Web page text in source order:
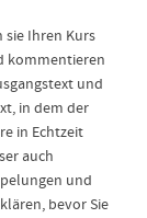
sie Ihren Kurs
kommentieren
und
in dem der
in Echtzeit
auch
und
bevor Sie